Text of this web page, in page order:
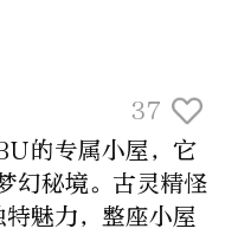
37
的专属小屋，它
幻秘境。古灵精怪
魅力，整座小屋